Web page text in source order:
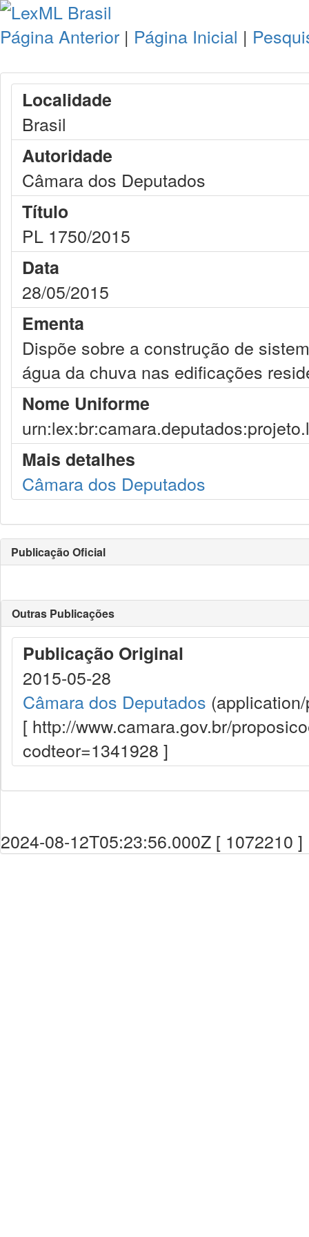
Página Anterior | Página Inicial |
Localidade
Brasil
Autoridade
Câmara dos Deputados
Título
PL 1750/2015
Data
28/05/2015
Ementa
Dispõe sobre a construção de
água da chuva nas edificações
Nome Uniforme
Mais detalhes
Câmara dos Deputados
Publicação Oficial
Outras Publicações
Publicação Original
2015-05-28
Câmara dos Deputados
[ http://www.camara.gov.br/
codteor=1341928 ]
2024-08-12T05:23:56.000Z [ 1072210 ]